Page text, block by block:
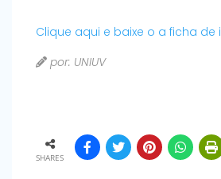
Clique aqui e baixe o a ficha de
por: UNIUV
SHARES